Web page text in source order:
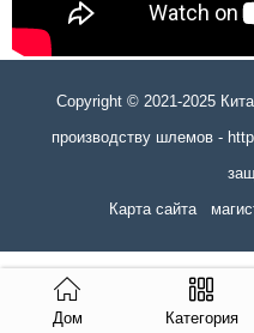
Copyright © 2021-2025
производству шлемов -
Карта сайта
Дом Категория